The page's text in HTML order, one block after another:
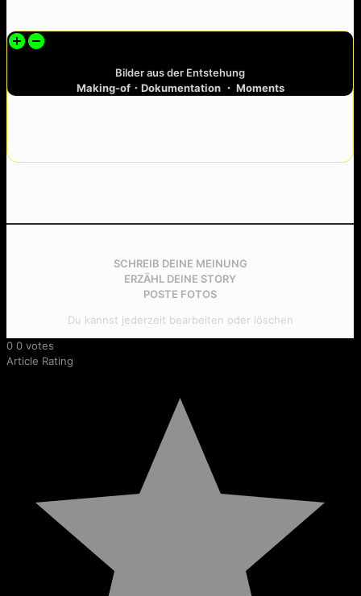
Bilder aus der Entstehung
Making-of・ Dokumentation・ Moments
SCHREIB DEINE MEINUNG
ERZÄHL DEINE STORY
POSTE FOTOS
Du kannst jederzeit bearbeiten oder löschen
0 0 votes
Article Rating